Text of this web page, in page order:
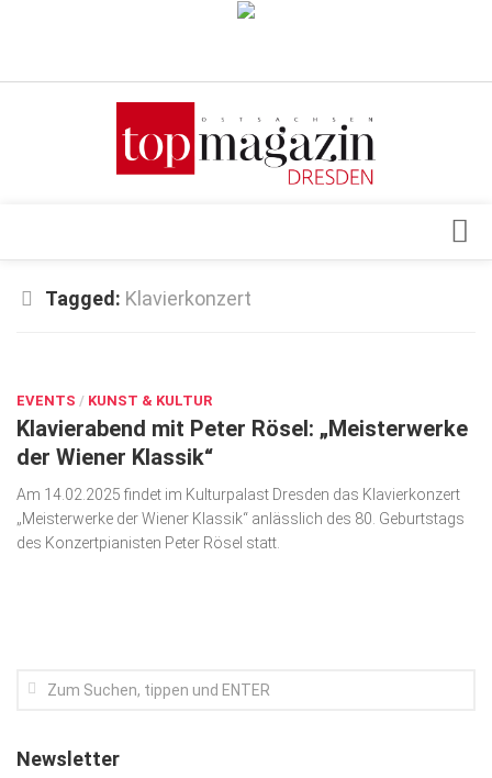
Verkaufsstellen
Top Gesundheitsforum Dresden / Ostsachsen
Geschäft
gesund & schön
Gesellschaft
Kunst & Kultur
Top Branchen
Tagged: Klavierkonzert
EVENTS / KUNST & KULTUR
Klavierabend mit Peter Rösel: „Meisterwerke
der Wiener Klassik“
Am 14.02.2025 findet im Kulturpalast Dresden das Klavierkonzert
„Meisterwerke der Wiener Klassik“ anlässlich des 80. Geburtstags
des Konzertpianisten Peter Rösel statt.
Newsletter